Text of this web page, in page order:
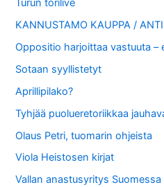
Turun torilive
KANNUSTAMO KAUPPA /
Oppositio harjoittaa vastuuta –
Sotaan syyllistetyt
Aprillipilako?
Tyhjää puolueretoriikkaa
Olaus Petri, tuomarin ohjeista
Viola Heistosen kirjat
Vallan anastusyritys Suomessa